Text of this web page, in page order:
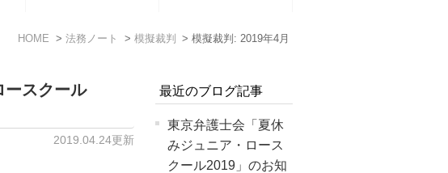
HOME 法務ノート 模擬裁判 模擬裁判: 2019年4月
ースクール
2019.04.24更新
最近のブログ記事
東京弁護士会「夏休
みジュニア・ロース
クール2019」のお知